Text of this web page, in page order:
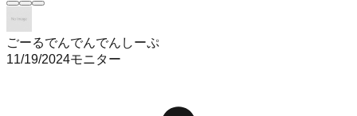
ごーるでんでんでんしーぷ
11/19/2024モニター